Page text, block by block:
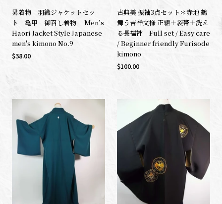
男着物 羽織ジャケットセッ
ト 亀甲 御召し着物 Men’s
Haori Jacket Style Japanese
men's kimono No.9
$38.00
古典美 振袖3点セット＊赤地 鶴
舞う吉祥文様 正絹＋袋帯＋洗え
る長襦袢 Full set / Easy care
/ Beginner friendly Furisode
kimono
$100.00